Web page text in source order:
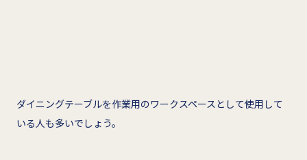
ダイニングテーブルを作業用のワークスペースとして使用して
いる人も多いでしょう。